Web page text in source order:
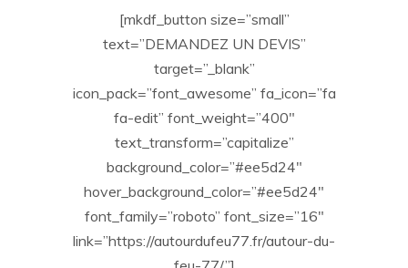
[mkdf_button size=”small”
text=”DEMANDEZ UN DEVIS”
target=”_blank”
icon_pack=”font_awesome” fa_icon=”fa
fa-edit” font_weight=”400″
text_transform=”capitalize”
background_color=”#ee5d24″
hover_background_color=”#ee5d24″
font_family=”roboto” font_size=”16″
link=”https://autourdufeu77.fr/autour-du-